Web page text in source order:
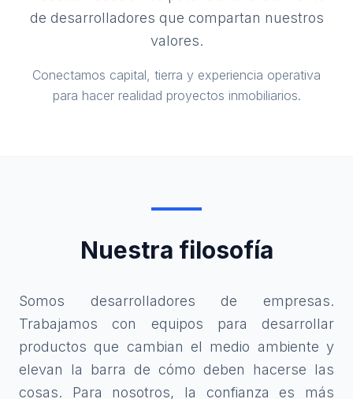
de desarrolladores que compartan nuestros
valores.
Conectamos capital, tierra y experiencia operativa
para hacer realidad proyectos inmobiliarios.
Nuestra filosofía
Somos desarrolladores de empresas.
Trabajamos con equipos para desarrollar
productos que cambian el medio ambiente y
elevan la barra de cómo deben hacerse las
cosas. Para nosotros, la confianza es más